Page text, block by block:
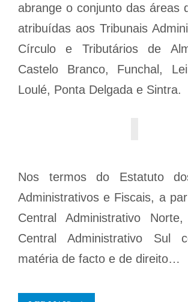
abrange o conjunto das áreas
atribuídas aos Tribunais
Círculo e Tributários de
Castelo Branco, Funchal,
Loulé, Ponta Delgada e Sintra.
Nos termos do Estatuto
Administrativos e Fiscais, a
Central Administrativo
Central Administrativo Sul
matéria de facto e de direito…